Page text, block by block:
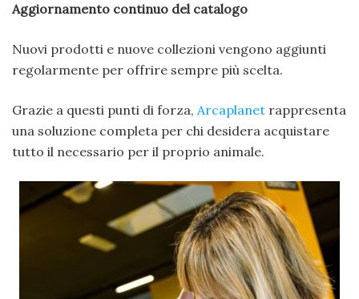
Aggiornamento continuo del catalogo
Nuovi prodotti e nuove collezioni vengono aggiunti
regolarmente per offrire sempre più scelta.
Grazie a questi punti di forza, Arcaplanet rappresenta
una soluzione completa per chi desidera acquistare
tutto il necessario per il proprio animale.